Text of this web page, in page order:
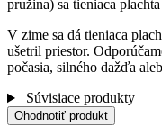
pružina) sa tieniaca
V zime sa dá tieniaca
ušetril priestor.
počasia, silného dažďa
Súvisiace produkty
Ohodnotiť produkt